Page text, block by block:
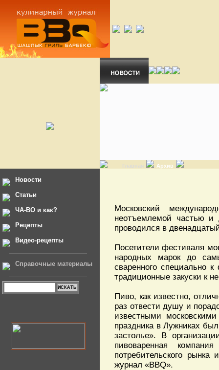
Главная Архив
Новости
Статьи
ЧА-ВО и как?
Рецепты
Видео-рецепты
Справочные материалы
Московский
неотъемлемой частью и
проводился в
Посетители фестиваля
народных марок до
сваренного специально
традиционные закуски к
Пиво, как известно,
раз отвести душу и
известными
праздника в Лужниках
застолье». В
пивоваренная
потребительского
журнал «BBQ».